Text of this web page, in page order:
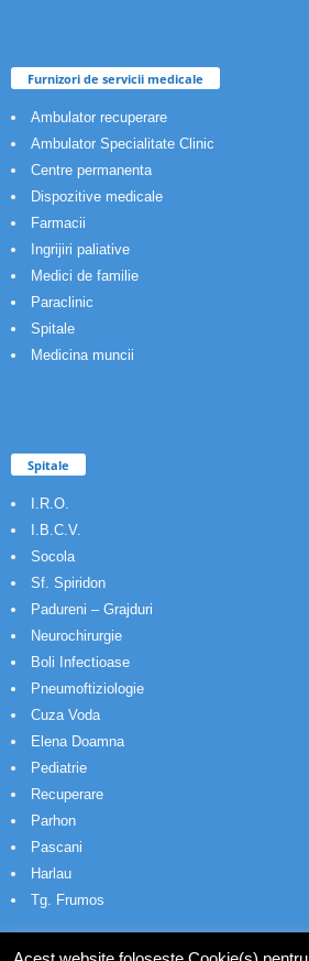
Furnizori de servicii medicale
Ambulator recuperare
Ambulator Specialitate Clinic
Centre permanenta
Dispozitive medicale
Farmacii
Ingrijiri paliative
Medici de familie
Paraclinic
Spitale
Medicina muncii
Spitale
I.R.O.
I.B.C.V.
Socola
Sf. Spiridon
Padureni – Grajduri
Neurochirurgie
Boli Infectioase
Pneumoftiziologie
Cuza Voda
Elena Doamna
Pediatrie
Recuperare
Parhon
Pascani
Harlau
Tg. Frumos